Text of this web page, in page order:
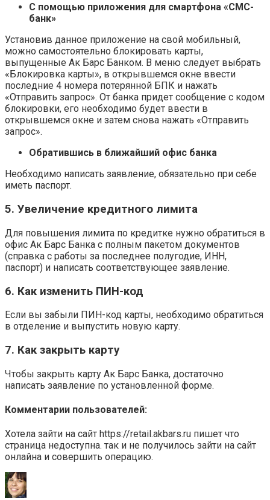
С помощью приложения для смартфона «СМС-
банк»
Установив данное приложение на свой мобильный,
можно самостоятельно блокировать карты,
выпущенные Ак Барс Банком. В меню следует выбрать
«Блокировка карты», в открывшемся окне ввести
последние 4 номера потерянной БПК и нажать
«Отправить запрос». От банка придет сообщение с кодом
блокировки, его необходимо будет ввести в
открывшемся окне и затем снова нажать «Отправить
запрос».
Обратившись в ближайший офис банка
Необходимо написать заявление, обязательно при себе
иметь паспорт.
5. Увеличение кредитного лимита
Для повышения лимита по кредитке нужно обратиться в
офис Ак Барс Банка с полным пакетом документов
(справка с работы за последнее полугодие, ИНН,
паспорт) и написать соответствующее заявление.
6. Как изменить ПИН-код
Если вы забыли ПИН-код карты, необходимо обратиться
в отделение и выпустить новую карту.
7. Как закрыть карту
Чтобы закрыть карту Ак Барс Банка, достаточно
написать заявление по установленной форме.
Комментарии пользователей:
Хотела зайти на сайт https://retail.akbars.ru пишет что
страница недоступна. так и не получилось зайти на сайт
онлайна и совершить операцию.